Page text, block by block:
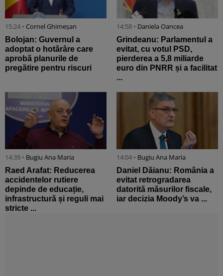
15:24 • Cornel Ghimeșan
Bolojan: Guvernul a
adoptat o hotărâre care
aprobă planurile de
pregătire pentru riscuri
14:58 • Daniela Oancea
Grindeanu: Parlamentul a
evitat, cu votul PSD,
pierderea a 5,8 miliarde
euro din PNRR și a facilitat
...
14:39 • Bugiu ⁠Ana Maria
Raed Arafat: Reducerea
accidentelor rutiere
depinde de educație,
infrastructură și reguli mai
stricte ...
14:04 • Bugiu ⁠Ana Maria
Daniel Dăianu: România a
evitat retrogradarea
datorită măsurilor fiscale,
iar decizia Moody’s va ...